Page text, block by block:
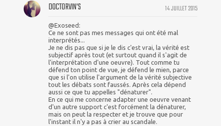
14 JUILLET 2015
DOCTORVIN'S
@Exoseed:
Ce ne sont pas mes messages qui ont été mal
interprétés...
Je ne dis pas que si je le dis c'est vrai, la vérité est
subjectif après tout (et surtout quand il s'agit de
l'interprétation d'une oeuvre). Tout comme tu
défend ton point de vue, je défend le mien, parce
que si l'on utilise l'argument de la vérité subjective
tout les débats sont faussés. Après cela dépend
aussi ce que tu appelles "dénaturer".
En ce qui me concerne adapter une oeuvre venant
d'un autre support c'est forcément la dénaturer,
mais on peut la respecter et je trouve que pour
l'instant il n'y a pas à crier au scandale.